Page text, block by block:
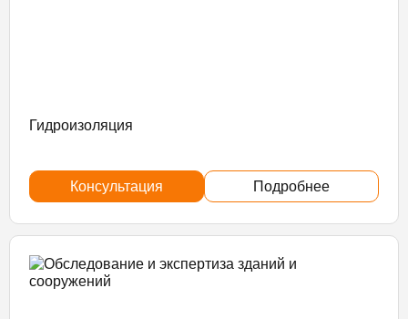
Гидроизоляция
Консультация Подробнее